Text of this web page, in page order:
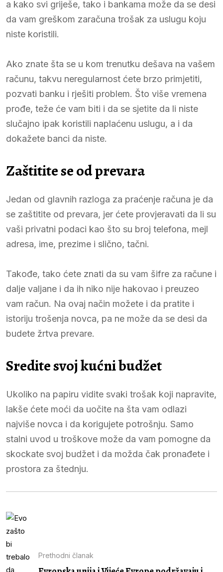
a kako svi griješe, tako i bankama može da se desi
da vam greškom zaračuna trošak za uslugu koju
niste koristili.
Ako znate šta se u kom trenutku dešava na vašem
računu, takvu neregularnost ćete brzo primjetiti,
pozvati banku i rješiti problem. Što više vremena
prođe, teže će vam biti i da se sjetite da li niste
slučajno ipak koristili naplaćenu uslugu, a i da
dokažete banci da niste.
Zaštitite se od prevara
Jedan od glavnih razloga za praćenje računa je da
se zaštitite od prevara, jer ćete provjeravati da li su
vaši privatni podaci kao što su broj telefona, mejl
adresa, ime, prezime i slično, tačni.
Takođe, tako ćete znati da su vam šifre za račune i
dalje valjane i da ih niko nije hakovao i preuzeo
vam račun. Na ovaj način možete i da pratite i
istoriju trošenja novca, pa ne može da se desi da
budete žrtva prevare.
Sredite svoj kućni budžet
Ukoliko na papiru vidite svaki trošak koji napravite,
lakše ćete moći da uočite na šta vam odlazi
najviše novca i da korigujete potrošnju. Samo
stalni uvod u troškove može da vam pomogne da
skockate svoj budžet i da možda čak pronađete i
prostora za štednju.
Prethodni članak